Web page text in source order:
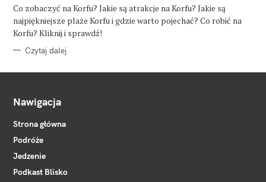
O
R
I
Co zobaczyć na Korfu? Jakie są atrakcje na Korfu? Jakie są
najpiękniejsze plaże Korfu i gdzie warto pojechać? Co robić na
Korfu? Kliknij i sprawdź!
Czytaj dalej
Nawigacja
Strona główna
Podróże
Jedzenie
Podkast Blisko